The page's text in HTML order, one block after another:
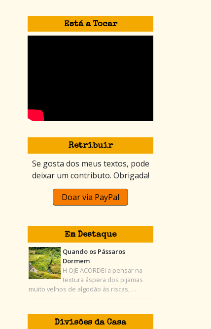
Está a Tocar
Retribuir
Se gosta dos meus textos, pode
deixar um contributo. Obrigada!
Doar via PayPal
Em Destaque
Quando os Pássaros
Dormem
H OJE ACORDEI a pensar na
textura áspera dos pijamas
muito velhos de algodão às riscas, …
Divisões da Casa